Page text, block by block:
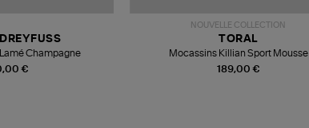
€
Champagne
NOUVELLE COLLECTION
189,00 €
TORAL
Mocassins Killian Sport Mousse